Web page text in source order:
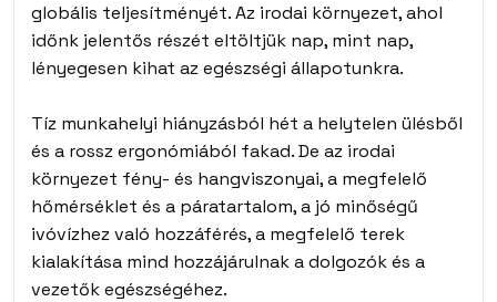
globális teljesítményét. Az irodai környezet, ahol
időnk jelentős részét eltöltjük nap, mint nap,
lényegesen kihat az egészségi állapotunkra.
Tíz munkahelyi hiányzásból hét a helytelen ülésből
és a rossz ergonómiából fakad. De az irodai
környezet fény- és hangviszonyai, a megfelelő
hőmérséklet és a páratartalom, a jó minőségű
ivóvízhez való hozzáférés, a megfelelő terek
kialakítása mind hozzájárulnak a dolgozók és a
vezetők egészségéhez.